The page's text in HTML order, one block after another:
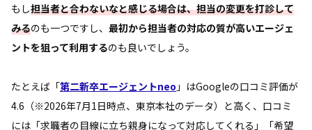
もし担当者と合わないなと感じる場合は、担当の変更を打診して
みるのも一つですし、 最初から担当者の対応の質が高いエージェ
ントを狙って利用するのも良いでしょう。
たとえば「第二新卒エージェントneo 」はGoogleの口コミ評価が
4.6 （※2026年7月1日時点、東京本社のデータ） と高く、口コミ
には「求職者の目線に立ち親身になって対応してくれる」「希望